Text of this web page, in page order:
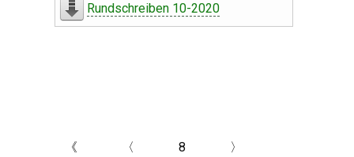
Rundschreiben 10-2020
《 〈 8 〉